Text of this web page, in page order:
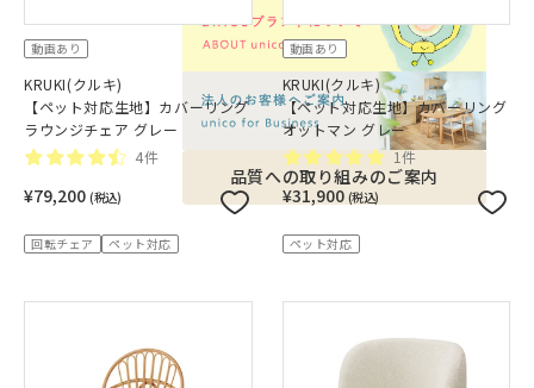
品質への取り組みのご案内
動画あり
KRUKI(クルキ)
【ペット対応生地】カバーリング
ラウンジチェア グレー
4件
¥79,200 (税込)
回転チェア ペット対応
動画あり
KRUKI(クルキ)
【ペット対応生地】カバーリング
オットマン グレー
1件
¥31,900 (税込)
ペット対応